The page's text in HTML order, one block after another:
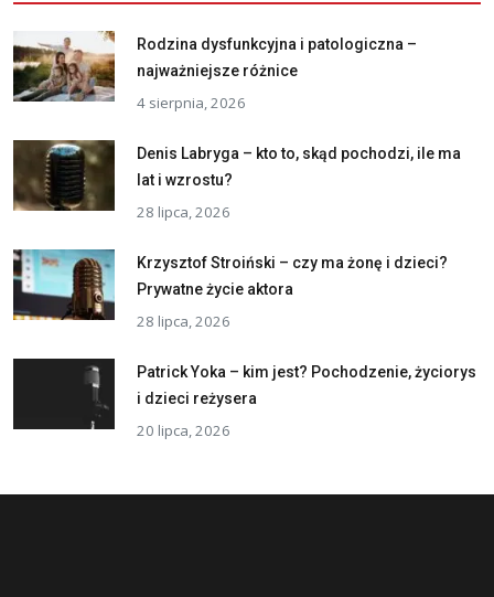
Rodzina dysfunkcyjna i patologiczna –
najważniejsze różnice
4 sierpnia, 2026
Denis Labryga – kto to, skąd pochodzi, ile ma
lat i wzrostu?
28 lipca, 2026
Krzysztof Stroiński – czy ma żonę i dzieci?
Prywatne życie aktora
28 lipca, 2026
Patrick Yoka – kim jest? Pochodzenie, życiorys
i dzieci reżysera
20 lipca, 2026